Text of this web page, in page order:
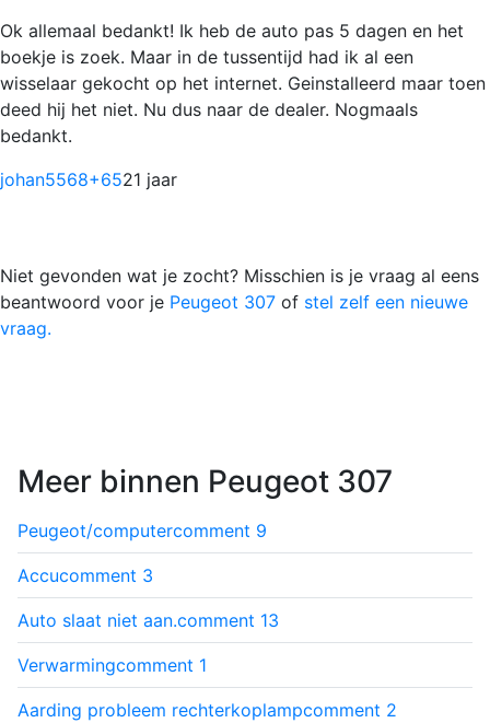
Ok allemaal bedankt! Ik heb de auto pas 5 dagen en het
boekje is zoek. Maar in de tussentijd had ik al een
wisselaar gekocht op het internet. Geinstalleerd maar toen
deed hij het niet. Nu dus naar de dealer. Nogmaals
bedankt.
johan5568+6521 jaar
Niet gevonden wat je zocht? Misschien is je vraag al eens
beantwoord voor je Peugeot 307 of stel zelf een nieuwe
vraag.
Meer binnen Peugeot 307
Peugeot/computercomment 9
Accucomment 3
Auto slaat niet aan.comment 13
Verwarmingcomment 1
Aarding probleem rechterkoplampcomment 2